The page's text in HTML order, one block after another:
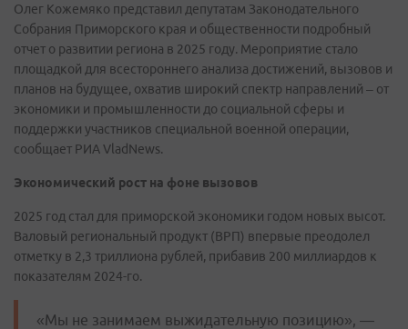
Олег Кожемяко представил депутатам Законодательного
Собрания Приморского края и общественности подробный
отчет о развитии региона в 2025 году. Мероприятие стало
площадкой для всестороннего анализа достижений, вызовов и
планов на будущее, охватив широкий спектр направлений – от
экономики и промышленности до социальной сферы и
поддержки участников специальной военной операции,
сообщает РИА VladNews.
Экономический рост на фоне вызовов
2025 год стал для приморской экономики годом новых высот.
Валовый региональный продукт (ВРП) впервые преодолел
отметку в 2,3 триллиона рублей, прибавив 200 миллиардов к
показателям 2024-го.
«Мы не занимаем выжидательную позицию», —